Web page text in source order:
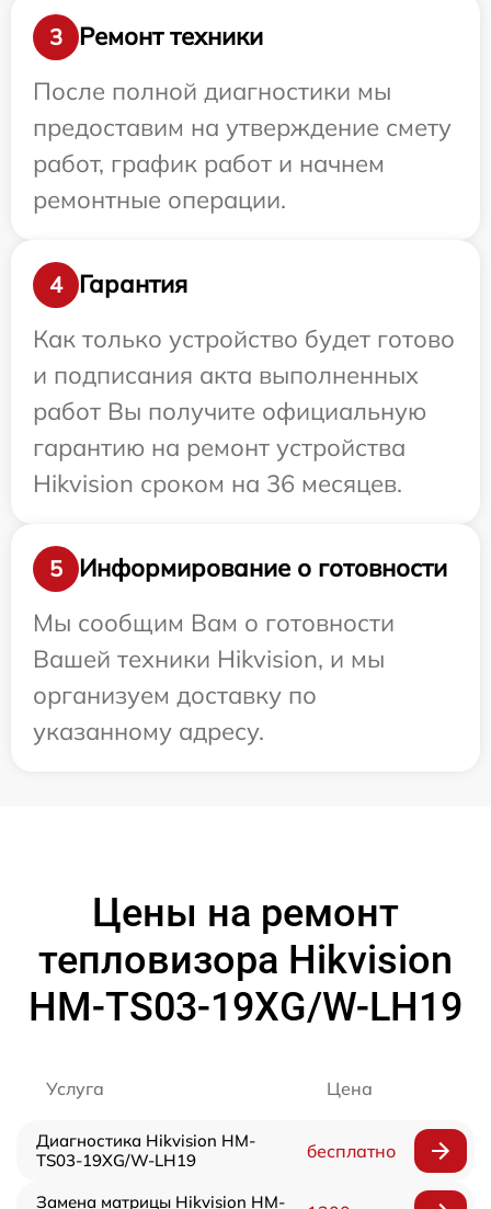
3
Ремонт техники
После полной диагностики мы
предоставим на утверждение смету
работ, график работ и начнем
ремонтные операции.
4
Гарантия
Как только устройство будет готово
и подписания акта выполненных
работ Вы получите официальную
гарантию на ремонт устройства
Hikvision сроком на 36 месяцев.
5
Информирование о готовности
Мы сообщим Вам о готовности
Вашей техники Hikvision, и мы
организуем доставку по
указанному адресу.
Цены на ремонт
тепловизора Hikvision
HM-TS03-19XG/W-LH19
Услуга Цена
Диагностика Hikvision HM-
TS03-19XG/W-LH19
бесплатно
Замена матрицы Hikvision HM-